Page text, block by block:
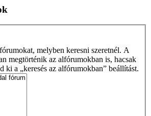
melyben keresni szeretnél. A
megtörténik az alfórumokban is, hacsak
ki a „keresés az alfórumokban” beállítást.